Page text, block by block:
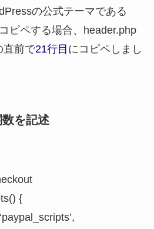
の公式テーマである
ピペする場合、header.php
直前で21行目 にコピペしまし
を記述
{